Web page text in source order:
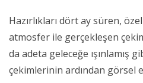
Hazırlıkları dört ay süren,
atmosfer ile gerçekleşen
da adeta geleceğe ışınlamış
çekimlerinin ardından görsel